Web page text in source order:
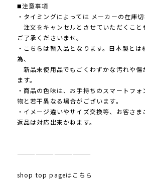
◼️注意事項
・タイミングによっては メーカーの在庫
注文をキャンセルとさせていただくこと
ご了承くださいませ。
・こちらは輸入品となります。日本製とは
為、
新品未使用品でもごくわずかな汚れや傷
ます。
・商品の色味は、お手持ちのスマートフ
物と若干異なる場合がございます。
・イメージ違いやサイズ交換等、お客さま
返品は対応出来かねます。
————————————
shop top pageはこちら